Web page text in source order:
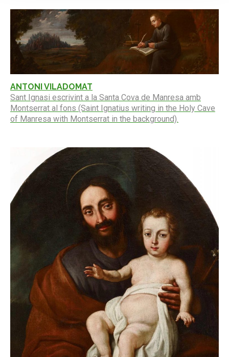
ANTONI VILADOMAT
Sant Ignasi escrivint a la Santa Cova de Manresa amb
Montserrat al fons (Saint Ignatius writing in the Holy Cave
of Manresa with Montserrat in the background).